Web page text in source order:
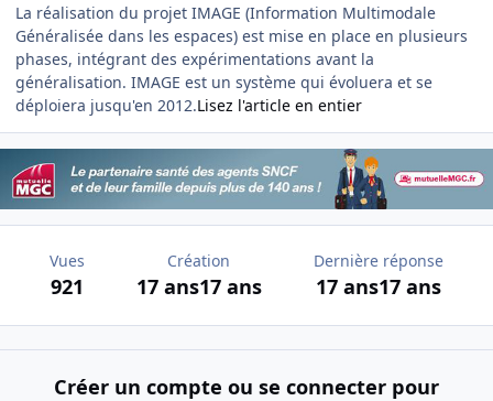
La réalisation du projet IMAGE (Information Multimodale
Généralisée dans les espaces) est mise en place en plusieurs
phases, intégrant des expérimentations avant la
généralisation. IMAGE est un système qui évoluera et se
déploiera jusqu'en 2012.Lisez l'article en entier
Vues
921
Création
17 ans17 ans
Dernière réponse
17 ans17 ans
Créer un compte ou se connecter pour